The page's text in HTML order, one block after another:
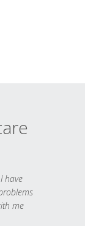
have
me